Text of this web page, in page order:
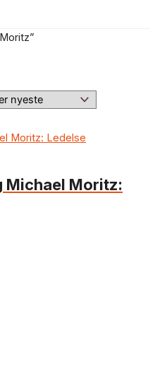
Michael Moritz: